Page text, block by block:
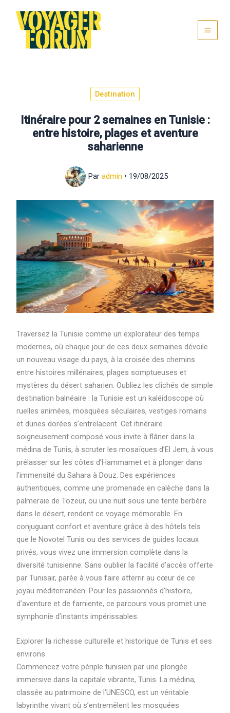
contenu
Destination
Itinéraire pour 2 semaines en Tunisie :
entre histoire, plages et aventure
saharienne
Par admin • 19/08/2025
Traversez la Tunisie comme un explorateur des temps
modernes, où chaque jour de ces deux semaines dévoile
un nouveau visage du pays, à la croisée des chemins
entre histoires millénaires, plages somptueuses et
mystères du désert saharien. Oubliez les clichés de simple
destination balnéaire : la Tunisie est un kaléidoscope où
ruelles animées, mosquées séculaires, vestiges romains
et dunes dorées s’entrelacent. Cet itinéraire
soigneusement composé vous invite à flâner dans la
médina de Tunis, à scruter les mosaïques d’El Jem, à vous
prélasser sur les côtes d’Hammamet et à plonger dans
l’immensité du Sahara à Douz. Des expériences
authentiques, comme une promenade en calèche dans la
palmeraie de Tozeur, ou une nuit sous une tente berbère
dans le désert, rendent ce voyage mémorable. En
conjuguant confort et aventure grâce à des hôtels tels
que le Novotel Tunis ou des services de guides locaux
privés, vous vivez une immersion complète dans la
diversité tunisienne. Sans oublier la facilité d’accès offerte
par Tunisair, parée à vous faire atterrir au cœur de ce
joyau méditerranéen. Pour les passionnés d’histoire,
d’aventure et de farniente, ce parcours vous promet une
symphonie d’instants impérissables.
Explorer la richesse culturelle et historique de Tunis et ses
environs
Commencez votre périple tunisien par une plongée
immersive dans la capitale vibrante, Tunis. La médina,
classée au patrimoine de l’UNESCO, est un véritable
labyrinthe vivant où s’entremêlent les mosquées